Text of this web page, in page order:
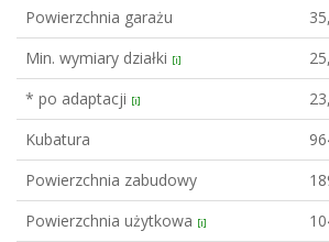
Powierzchnia garażu
Min. wymiary działki [i]
* po adaptacji [i]
Kubatura
Powierzchnia zabudowy
Powierzchnia użytkowa [i]